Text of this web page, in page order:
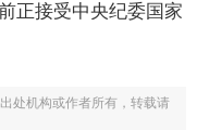
正接受中央纪委国家
处机构或作者所有，转载请